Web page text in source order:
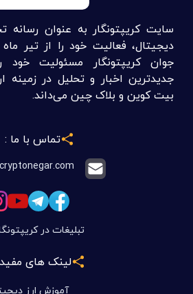
سایت کریپتونگار به عنوان
جوان کریپتونگار مسئولیت خود
جدیدترین اخبار و تحلیل در زمینه
بیت کوین و بلاک چین می‌داند.
تماس با ما :
تبلیغات در
لینک های
آموزش ارز